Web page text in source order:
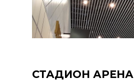
СТАДИОН АРЕНА